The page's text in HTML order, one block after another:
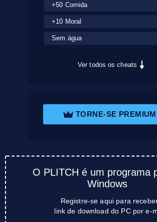
+50 Comida
+10 Moral
Sem água
Ver todos os cheats
TORNE-SE PREMIUM
O PLITCH é um programa
Windows
Registre-se aqui para
link de download do PC por e-